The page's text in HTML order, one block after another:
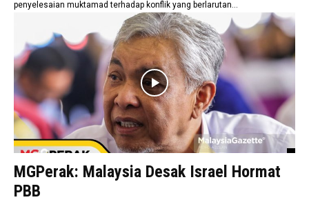
penyelesaian muktamad terhadap konflik yang berlarutan...
MGPerak: Malaysia Desak Israel Hormat
PBB